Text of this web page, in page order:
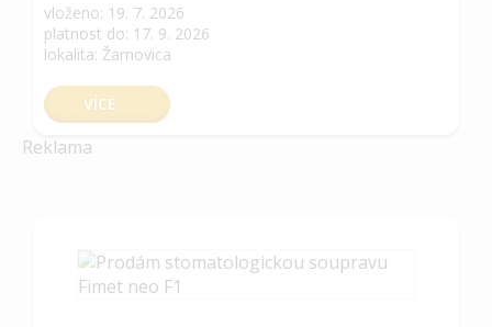
vloženo: 19. 7. 2026
platnost do: 17. 9. 2026
lokalita: Žarnovica
VÍCE
Reklama